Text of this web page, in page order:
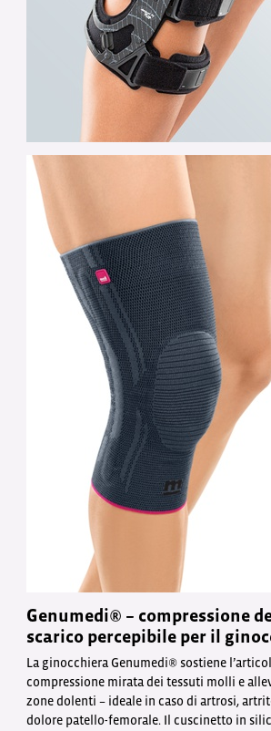
Genumedi® – compressione
scarico percepibile per il
La ginocchiera Genumedi® sostiene
compressione mirata dei tessuti molli e
zone dolenti – ideale in caso di artrosi,
dolore patello-femorale. Il cuscinetto in